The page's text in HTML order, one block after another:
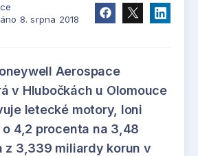
8. srpna 2018
Aerospace
v Hlubočkách u Olomouce
letecké motory, loni
4,2 procenta na 3,48
z 3,339 miliardy korun v